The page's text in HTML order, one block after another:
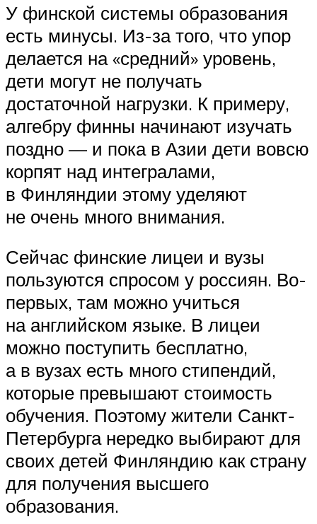
У финской системы образования
есть минусы. Из-за того, что упор
делается на «средний» уровень,
дети могут не получать
достаточной нагрузки. К примеру,
алгебру финны начинают изучать
поздно — и пока в Азии дети вовсю
корпят над интегралами,
в Финляндии этому уделяют
не очень много внимания.
Сейчас финские лицеи и вузы
пользуются спросом у россиян. Во-
первых, там можно учиться
на английском языке. В лицеи
можно поступить бесплатно,
а в вузах есть много стипендий,
которые превышают стоимость
обучения. Поэтому жители Санкт-
Петербурга нередко выбирают для
своих детей Финляндию как страну
для получения высшего
образования.